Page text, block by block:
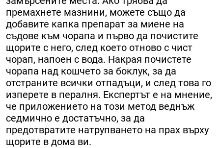
премахнете мазнини, можете също да
добавите капка препарат за миене на
съдове към чорапа и първо да почистите
щорите с него, след което отново с чист
чорап, напоен с вода. Накрая почистете
чорапа над кошчето за боклук, за да
отстраните всички отпадъци, и след това го
изперете в пералня. Експертът е на мнение,
че приложението на този метод веднъж
седмично е достатъчно, за да
предотвратите натрупването на прах върху
щорите в дома ви.